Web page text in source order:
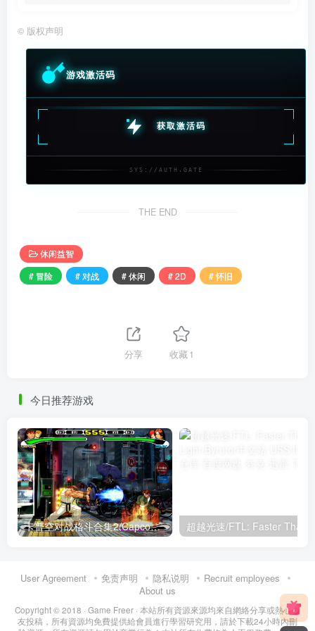
© 版权声明
游戏激活码
获取激活码
SYS://AUTH.GATE
THE END
休闲益智
# 冒险
# 对战 # 休闲 # 2D # 怀旧
分享 收藏 1
今日推荐游戏
卡普空对战格斗合集2/Capcom Fighting Collection 2
User Agreement 免责声明 隐私说明
Recruit employees
About us
Copyright © 2018 · Game Freer · 本站所有資源來源均來自網絡分享或熱心網
友投稿，所有資源均免費提供給會員進行學習研究用，請於下載24小時內刪